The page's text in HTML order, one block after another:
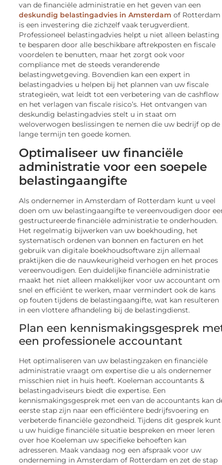
van de financiële administratie en het geven van een
deskundig belastingadvies in Amsterdam of Rotterdam
is een investering die zichzelf vaak terugverdient.
Professioneel belastingadvies helpt u niet alleen belasting
te besparen door alle beschikbare aftrekposten en fiscale
voordelen te benutten, maar het zorgt ook voor
compliance met de steeds veranderende
belastingwetgeving. Bovendien kan een expert in
belastingadvies u helpen bij het plannen van uw fiscale
strategieën, wat leidt tot een verbetering van de cashflow
en het verlagen van fiscale risico’s. Het ontvangen van
deskundig belastingadvies stelt u in staat om
weloverwogen beslissingen te nemen die uw bedrijf op de
lange termijn ten goede komen.
Optimaliseer uw financiële
administratie voor een soepele
belastingaangifte
Als ondernemer in Amsterdam of Rotterdam kunt u veel
doen om uw belastingaangifte te vereenvoudigen door
gestructureerde financiële administratie te onderhouden.
Het regelmatig bijwerken van uw boekhouding, het
systematisch ordenen van bonnen en facturen en het
gebruik van digitale boekhoudsoftware zijn allemaal
praktijken die de nauwkeurigheid verhogen en het proces
vereenvoudigen. Een duidelijke financiële administratie
maakt het niet alleen makkelijker voor uw accountant om
snel en efficiënt te werken, maar vermindert ook de kans
op fouten tijdens de belastingaangifte, wat kan resulteren
in een vlottere afhandeling bij de belastingdienst.
Plan een kennismakingsgesprek
een professionele accountant
Het optimaliseren van uw belastingzaken en financiële
administratie vraagt om expertise die u als ondernemer
misschien niet in huis heeft. Koeleman accountants &
belastingadviseurs biedt die expertise. Een
kennismakingsgesprek met een van de accountants kan
eerste stap zijn naar een efficiëntere bedrijfsvoering en
verbeterde financiële gezondheid. Tijdens dit gesprek kunt
u uw huidige financiële situatie bespreken en meer leren
over hoe Koeleman uw specifieke behoeften kan
adresseren. Maak vandaag nog een afspraak voor uw
onderneming in Amsterdam of Rotterdam en zet de stap